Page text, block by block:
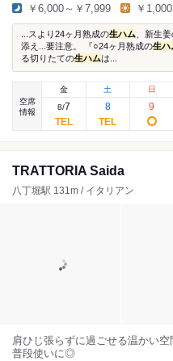
￥6,000～￥7,999 ￥
...スより24ヶ月熟成の生ハム 、新生
添え...要注意。 『○24ヶ月熟成の生ハ
る切りたての生ハムは...
空席
情報
金
8/7
土
8
日
9
TRATTORIA Saida
八丁堀駅 131m / イタリアン
肩ひじ張らずに過ごせる温かい空
普段使いに◎